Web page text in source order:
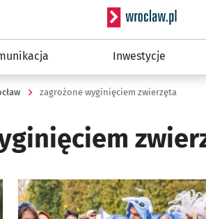
Inwestycje
zagrożone wyginięciem zwierzęta